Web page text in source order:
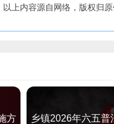
以上内容源自网络，版权归
方
乡镇2026年六五普